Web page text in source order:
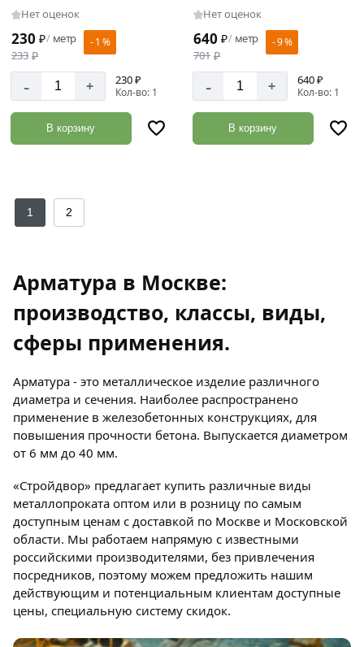
Нет оценок
230 ₽/ метр
233 ₽
- 1 %
- + 230 ₽
Кол-во: 1
В корзину
Нет оценок
640 ₽/ метр
701 ₽
- 9 %
- + 640 ₽
Кол-во: 1
В корзину
1 2
Арматура в Москве:
производство, классы, виды,
сферы применения.
Арматура - это металлическое изделие различного
диаметра и сечения. Наиболее распространено
применение в железобетонных конструкциях, для
повышения прочности бетона. Выпускается диаметром
от 6 мм до 40 мм.
«Стройдвор» предлагает купить различные виды
металлопроката оптом или в розницу по самым
доступным ценам с доставкой по Москве и Московской
области. Мы работаем напрямую с известными
российскими производителями, без привлечения
посредников, поэтому можем предложить нашим
действующим и потенциальным клиентам доступные
цены, специальную систему скидок.